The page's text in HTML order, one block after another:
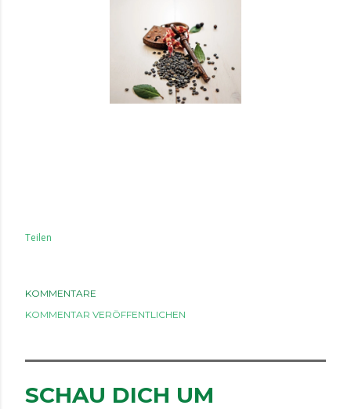
Teilen
KOMMENTARE
KOMMENTAR VERÖFFENTLICHEN
SCHAU DICH UM